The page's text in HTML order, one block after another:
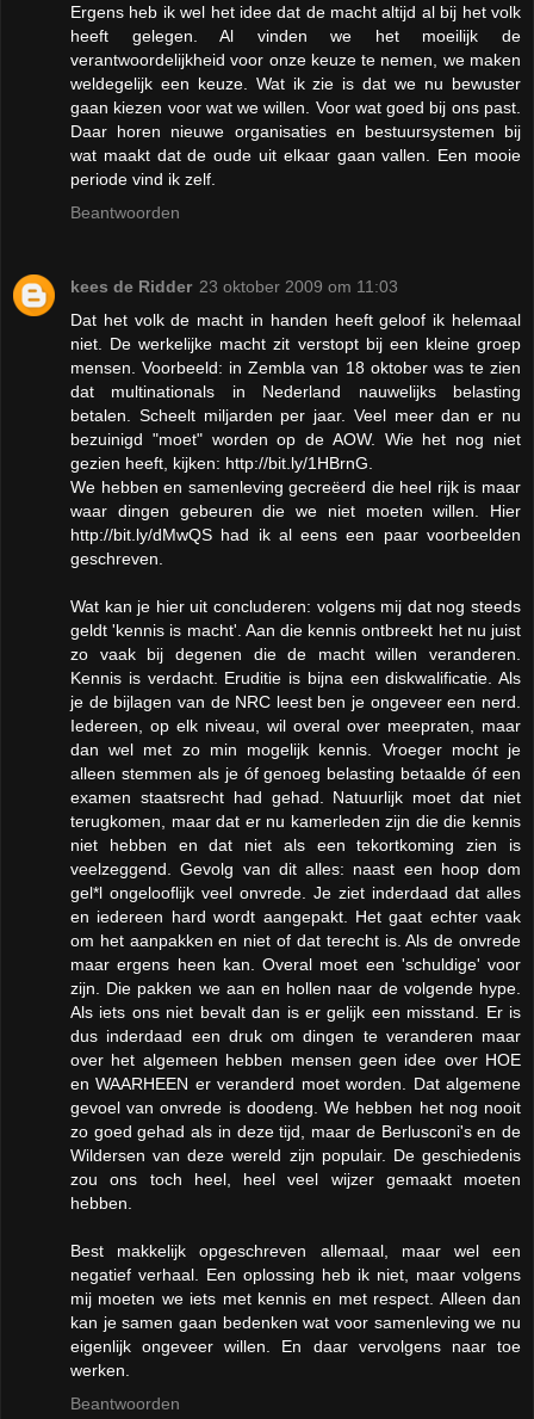
Ergens heb ik wel het idee dat de macht altijd al bij het volk
heeft gelegen. Al vinden we het moeilijk de
verantwoordelijkheid voor onze keuze te nemen, we maken
weldegelijk een keuze. Wat ik zie is dat we nu bewuster
gaan kiezen voor wat we willen. Voor wat goed bij ons past.
Daar horen nieuwe organisaties en bestuursystemen bij
wat maakt dat de oude uit elkaar gaan vallen. Een mooie
periode vind ik zelf.
Beantwoorden
kees de Ridder 23 oktober 2009 om 11:03
Dat het volk de macht in handen heeft geloof ik helemaal
niet. De werkelijke macht zit verstopt bij een kleine groep
mensen. Voorbeeld: in Zembla van 18 oktober was te zien
dat multinationals in Nederland nauwelijks belasting
betalen. Scheelt miljarden per jaar. Veel meer dan er nu
bezuinigd "moet" worden op de AOW. Wie het nog niet
gezien heeft, kijken: http://bit.ly/1HBrnG.
We hebben en samenleving gecreëerd die heel rijk is maar
waar dingen gebeuren die we niet moeten willen. Hier
http://bit.ly/dMwQS had ik al eens een paar voorbeelden
geschreven.
Wat kan je hier uit concluderen: volgens mij dat nog steeds
geldt 'kennis is macht'. Aan die kennis ontbreekt het nu juist
zo vaak bij degenen die de macht willen veranderen.
Kennis is verdacht. Eruditie is bijna een diskwalificatie. Als
je de bijlagen van de NRC leest ben je ongeveer een nerd.
Iedereen, op elk niveau, wil overal over meepraten, maar
dan wel met zo min mogelijk kennis. Vroeger mocht je
alleen stemmen als je óf genoeg belasting betaalde óf een
examen staatsrecht had gehad. Natuurlijk moet dat niet
terugkomen, maar dat er nu kamerleden zijn die die kennis
niet hebben en dat niet als een tekortkoming zien is
veelzeggend. Gevolg van dit alles: naast een hoop dom
gel*l ongelooflijk veel onvrede. Je ziet inderdaad dat alles
en iedereen hard wordt aangepakt. Het gaat echter vaak
om het aanpakken en niet of dat terecht is. Als de onvrede
maar ergens heen kan. Overal moet een 'schuldige' voor
zijn. Die pakken we aan en hollen naar de volgende hype.
Als iets ons niet bevalt dan is er gelijk een misstand. Er is
dus inderdaad een druk om dingen te veranderen maar
over het algemeen hebben mensen geen idee over HOE
en WAARHEEN er veranderd moet worden. Dat algemene
gevoel van onvrede is doodeng. We hebben het nog nooit
zo goed gehad als in deze tijd, maar de Berlusconi's en de
Wildersen van deze wereld zijn populair. De geschiedenis
zou ons toch heel, heel veel wijzer gemaakt moeten
hebben.
Best makkelijk opgeschreven allemaal, maar wel een
negatief verhaal. Een oplossing heb ik niet, maar volgens
mij moeten we iets met kennis en met respect. Alleen dan
kan je samen gaan bedenken wat voor samenleving we nu
eigenlijk ongeveer willen. En daar vervolgens naar toe
werken.
Beantwoorden